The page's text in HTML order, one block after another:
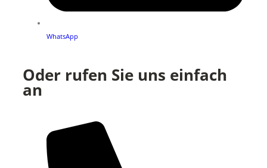
WhatsApp
Oder rufen Sie uns einfach
an